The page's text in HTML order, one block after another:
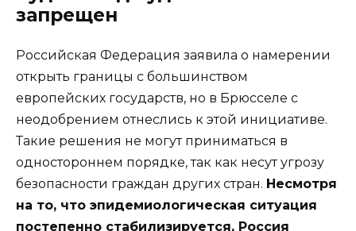
запрещен
Российская Федерация заявила о намерении
открыть границы с большинством
европейских государств, но в Брюсселе с
неодобрением отнеслись к этой инициативе.
Такие решения не могут приниматься в
одностороннем порядке, так как несут угрозу
безопасности граждан других стран. Несмотря
на то, что эпидемиологическая ситуация
постепенно стабилизируется, Россия